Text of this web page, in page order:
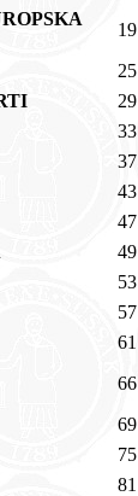
19
25
29
33
37
43
47
49
53
57
61
66
69
75
81